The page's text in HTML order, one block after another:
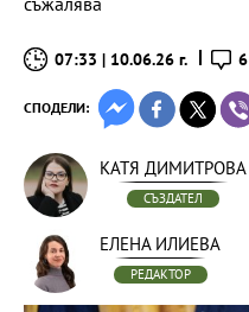
07:33 | 10.06.26 г. 6
СПОДЕЛИ:
КАТЯ ДИМИТРОВА
СЪЗДАТЕЛ
ЕЛЕНА ИЛИЕВА
РЕДАКТОР